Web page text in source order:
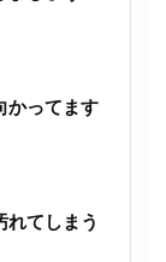
かってます
れてしまう